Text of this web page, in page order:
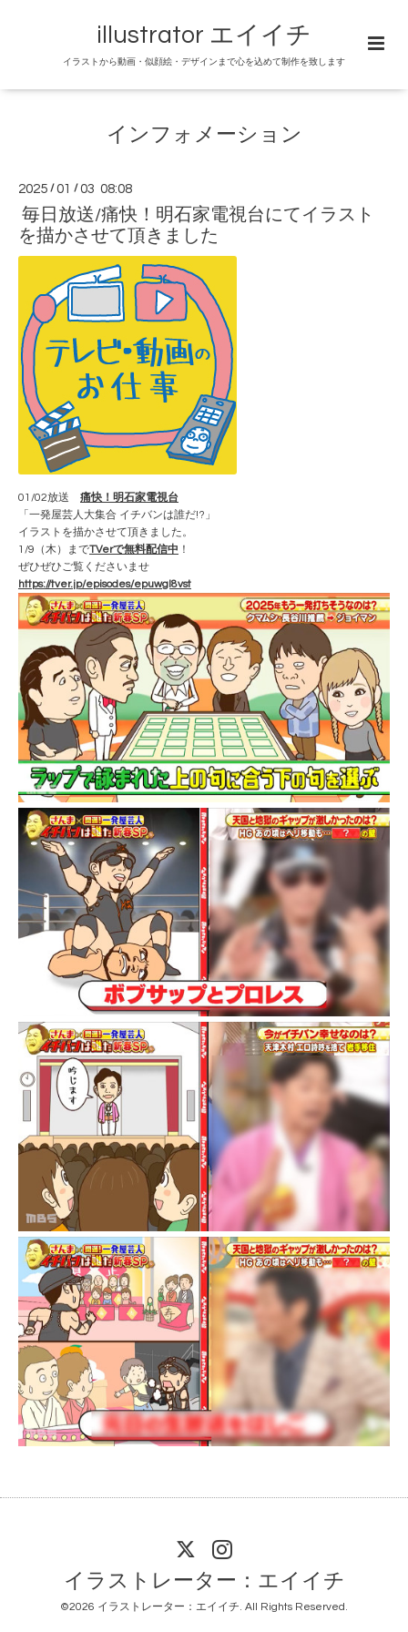
illustrator エイイチ
イラストから動画・似顔絵・デザインまで心を込めて制作を致します
インフォメーション
2025 /01 /03 08:08
毎日放送/痛快！明石家電視台にてイラスト
を描かさせて頂きました
01/02放送 痛快！明石家電視台
「一発屋芸人大集合 イチバンは誰だ!?」
イラストを描かさせて頂きました。
1/9（木）までTVerで無料配信中 ！
ぜひぜひご覧くださいませ
https://tver.jp/episodes/epuwgl8vst
イラストレーター：エイイチ
©2026 イラストレーター：エイイチ. All Rights Reserved.